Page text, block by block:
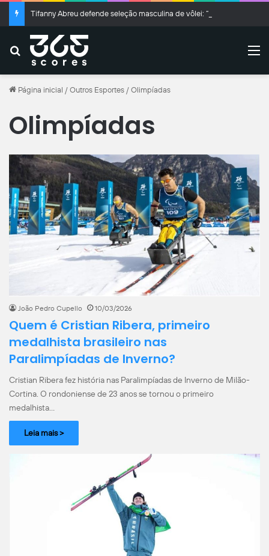
Buscar
Página inicial / Outros Esportes / Olimpíadas
Olimpíadas
João Pedro Cupello 10/03/2026
Quem é Cristian Ribera, primeiro
medalhista brasileiro nas
Paralimpíadas de Inverno?
Cristian Ribera fez história nas Paralimpíadas de Inverno de Milão-
Cortina. O rondoniense de 23 anos se tornou o primeiro
medalhista…
Leia mais >